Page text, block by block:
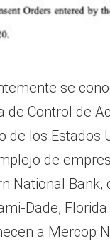
se
de Control de
de los Estados
de
National
Dade,
a Mercop